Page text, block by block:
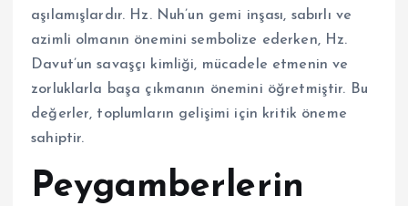
aşılamışlardır. Hz. Nuh’un gemi inşası, sabırlı ve
azimli olmanın önemini sembolize ederken, Hz.
Davut’un savaşçı kimliği, mücadele etmenin ve
zorluklarla başa çıkmanın önemini öğretmiştir. Bu
değerler, toplumların gelişimi için kritik öneme
sahiptir.
Peygamberlerin